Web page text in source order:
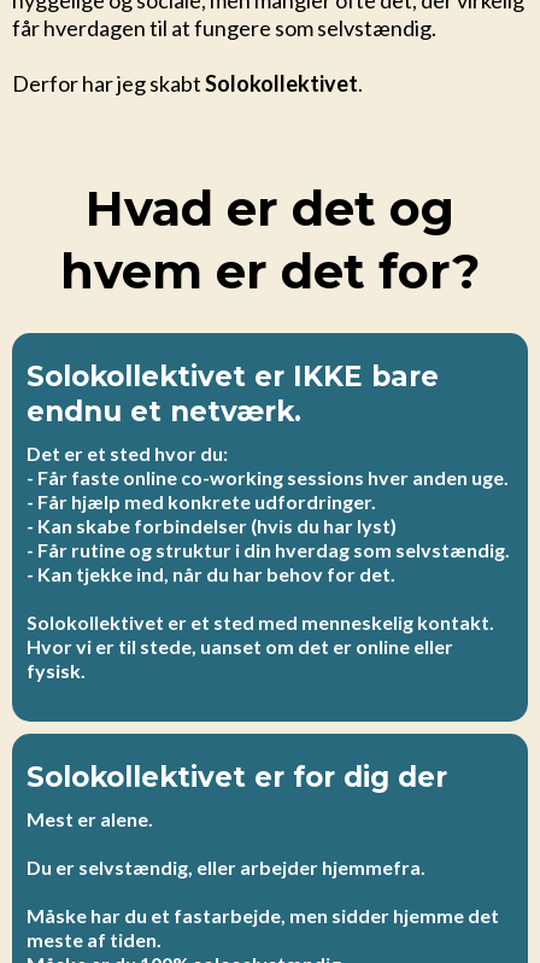
får hverdagen til at fungere som selvstændig.
Derfor har jeg skabtSolokollektivet.
Hvad er det og
hvem er det for?
Solokollektivet er IKKE bare
endnu et netværk.
Det er et sted hvor du:
- Får faste online co-working sessions hver anden uge.
- Får hjælp med konkrete udfordringer.
- Kan skabe forbindelser (hvis du har lyst)
- Får rutine og struktur i din hverdag som selvstændig.
- Kan tjekke ind, når du har behov for det.
Solokollektivet er et sted med menneskelig kontakt.
Hvor vi er til stede, uanset om det er online eller
fysisk.
Solokollektivet er for dig der
Mest er alene.
Du er selvstændig, eller arbejder hjemmefra.
Måske har du et fastarbejde, men sidder hjemme det
meste af tiden.